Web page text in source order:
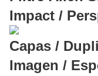
Impact /
Capas /
Imagen /